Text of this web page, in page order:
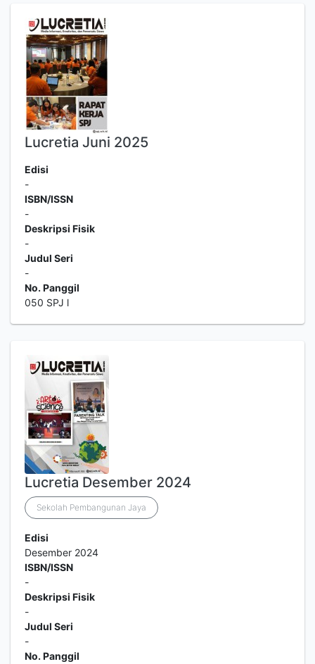
Lucretia Juni 2025
Edisi
-
ISBN/ISSN
-
Deskripsi Fisik
-
Judul Seri
-
No. Panggil
050 SPJ l
Lucretia Desember 2024
Sekolah Pembangunan Jaya
Edisi
Desember 2024
ISBN/ISSN
-
Deskripsi Fisik
-
Judul Seri
-
No. Panggil